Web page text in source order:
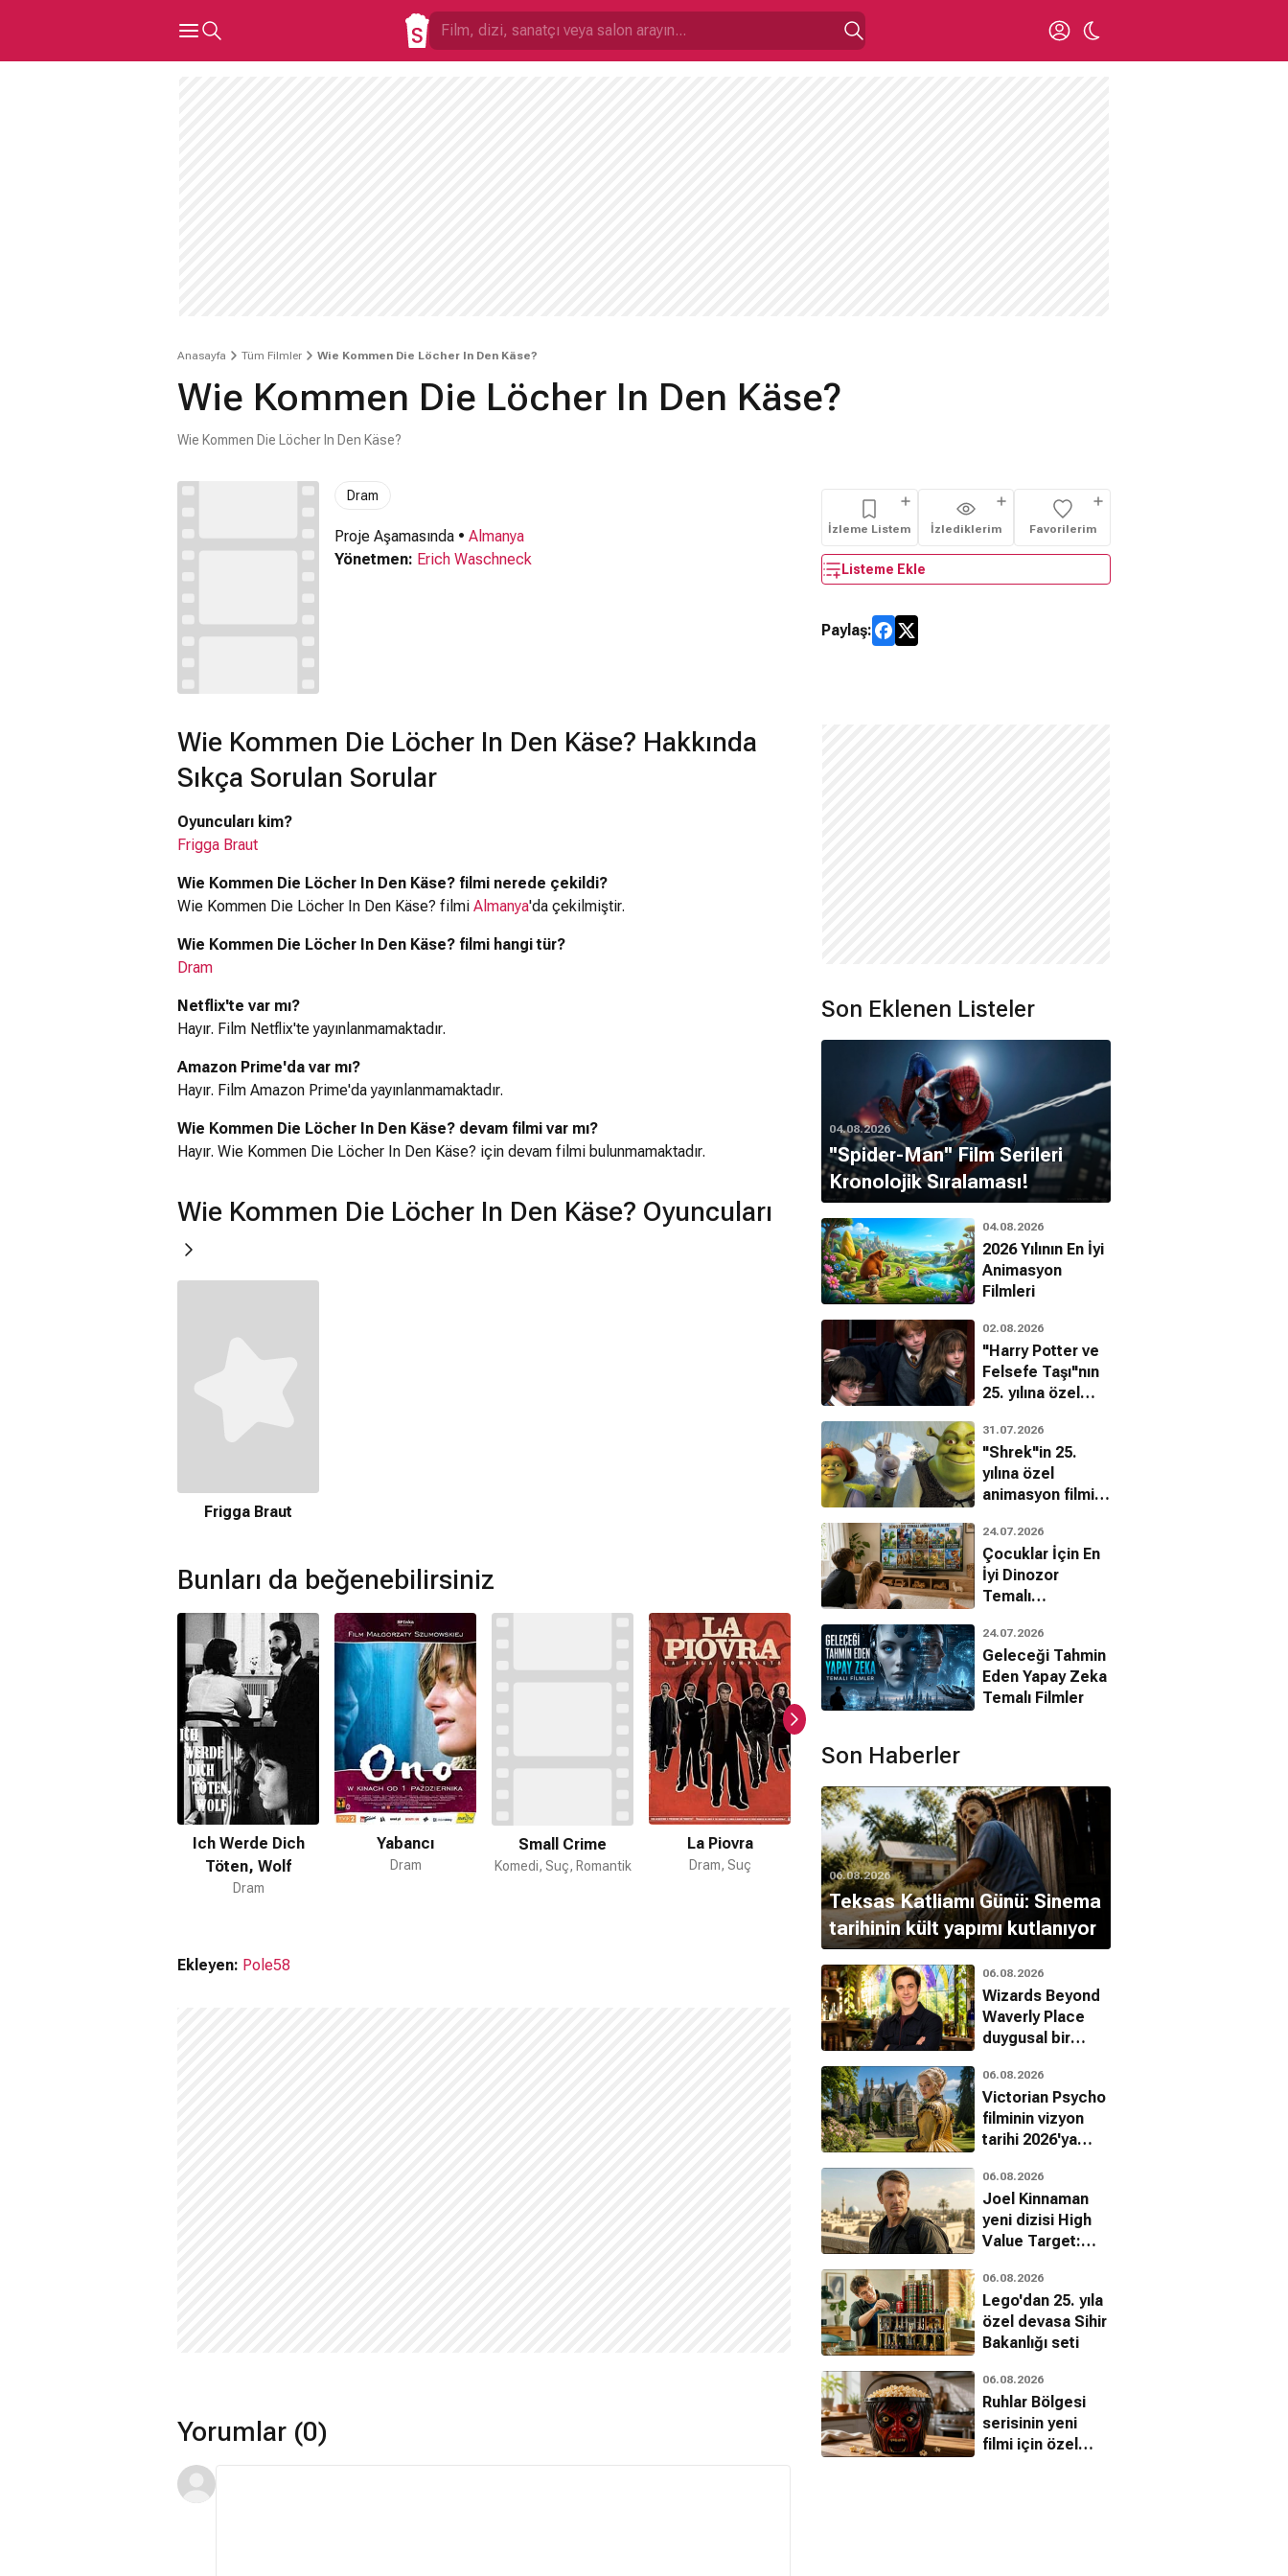
Anasayfa Tüm Filmler Wie Kommen Die Löcher In Den Käse?
Wie Kommen Die Löcher In Den Käse?
Wie Kommen Die Löcher In Den Käse?
Dram
Proje Aşamasında • Almanya
Yönetmen: Erich Waschneck
İzleme Listem İzlediklerim Favorilerim
Listeme Ekle
Paylaş:
Wie Kommen Die Löcher In Den Käse? Hakkında
Sıkça Sorulan Sorular
Oyuncuları kim?
Frigga Braut
Wie Kommen Die Löcher In Den Käse? filmi nerede çekildi?
Wie Kommen Die Löcher In Den Käse? filmi Almanya'da çekilmiştir.
Wie Kommen Die Löcher In Den Käse? filmi hangi tür?
Dram
Netflix'te var mı?
Hayır. Film Netflix'te yayınlanmamaktadır.
Amazon Prime'da var mı?
Hayır. Film Amazon Prime'da yayınlanmamaktadır.
Wie Kommen Die Löcher In Den Käse? devam filmi var mı?
Hayır. Wie Kommen Die Löcher In Den Käse? için devam filmi bulunmamaktadır.
Wie Kommen Die Löcher In Den Käse? Oyuncuları
Frigga Braut
Bunları da beğenebilirsiniz
Ich Werde Dich
Töten, Wolf
Dram
Yabancı
Dram
Small Crime
Komedi, Suç, Romantik
La Piovra
Dram, Suç
Fishin'
Dram, Kısa Film
Berlin After Dark
Dram
Ekleyen: Pole58
Yorumlar (0)
Son Eklenen Listeler
04.08.2026
''Spider-Man'' Film Serileri
Kronolojik Sıralaması!
04.08.2026
2026 Yılının En İyi
Animasyon
Filmleri
02.08.2026
"Harry Potter ve
Felsefe Taşı"nın
25. yılına özel
bilinmeyenleri!
31.07.2026
"Shrek"in 25.
yılına özel
animasyon filmin
24.07.2026
Çocuklar İçin En
İyi Dinozor
Temalı
Filmleri
24.07.2026
Geleceği Tahmin
Eden Yapay Zeka
Temalı Filmler
Son Haberler
06.08.2026
Teksas Katliamı Günü: Sinema
tarihinin kült yapımı kutlanıyor
06.08.2026
Wizards Beyond
Waverly Place
duygusal bir
ediyor
06.08.2026
Victorian Psycho
filminin vizyon
tarihi 2026'ya
06.08.2026
Joel Kinnaman
yeni dizisi High
Value Target:
Saddam ile
dönüyor
06.08.2026
Lego'dan 25. yıla
özel devasa Sihir
Bakanlığı seti
06.08.2026
Ruhlar Bölgesi
serisinin yeni
filmi için özel